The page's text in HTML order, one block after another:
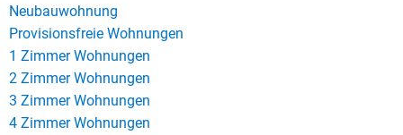
Neubauwohnung
Provisionsfreie Wohnungen
1 Zimmer Wohnungen
2 Zimmer Wohnungen
3 Zimmer Wohnungen
4 Zimmer Wohnungen